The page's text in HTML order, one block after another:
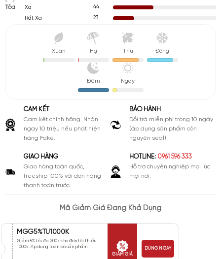
Tỏa
Xa
44
Rất Xa
23
Xuân Hạ Thu Đông
Đêm Ngày
CAM KẾT
Cam kết chính hãng. Nhận
ngay 10 triệu nếu phát hiện
hàng Fake.
BẢO HÀNH
Đổi trả miễn phí trong 10 ngày
(áp dụng sản phẩm còn
nguyên seal).
GIAO HÀNG
Giao hàng toàn quốc,
freeship 100% với đơn hàng
thanh toán trước.
HOTLINE: 0961 596 333
Hỗ trợ chuyên nghiệp mọi lúc
mọi nơi.
Mã Giảm Giá Đang Khả Dụng
MGG5%TU1000K
Giảm 5% tối đa 200k cho đơn tối thiểu
1000k. Áp dụng toàn bộ sản phẩm.
GIẢM GIÁ
DÙNG NGAY